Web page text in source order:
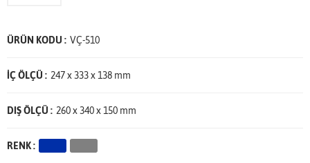
ÜRÜN KODU : VÇ-510
İÇ ÖLÇÜ : 247 x 333 x 138 mm
DIŞ ÖLÇÜ : 260 x 340 x 150 mm
RENK :